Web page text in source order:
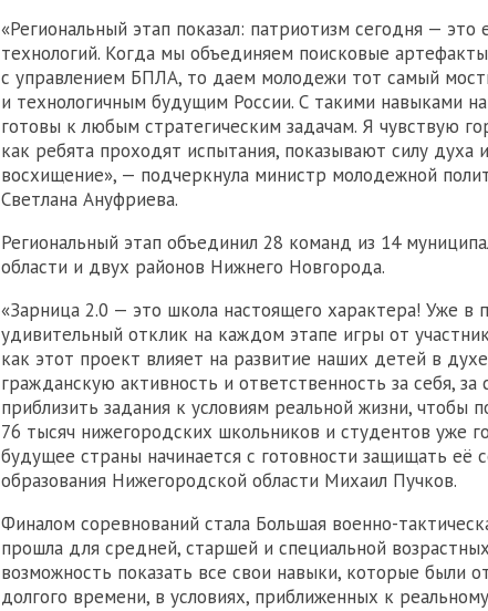
«Региональный этап показал: патриотизм сегодня —
технологий. Когда мы объединяем поисковые
с управлением БПЛА, то даем молодежи тот самый
и технологичным будущим России. С такими навыками
готовы к любым стратегическим задачам. Я чувствую
как ребята проходят испытания, показывают силу духа
восхищение», — подчеркнула министр молодежной
Светлана Ануфриева.
Региональный этап объединил 28 команд из 14
области и двух районов Нижнего Новгорода.
«Зарница 2.0 — это школа настоящего характера! Уже в
удивительный отклик на каждом этапе игры от
как этот проект влияет на развитие наших детей в
гражданскую активность и ответственность за себя,
приблизить задания к условиям реальной жизни, чтобы
76 тысяч нижегородских школьников и студентов уже
будущее страны начинается с готовности защищать её
образования Нижегородской области Михаил Пучков.
Финалом соревнований стала Большая военно-
прошла для средней, старшей и специальной
возможность показать все свои навыки, которые были
долгого времени, в условиях, приближенных к